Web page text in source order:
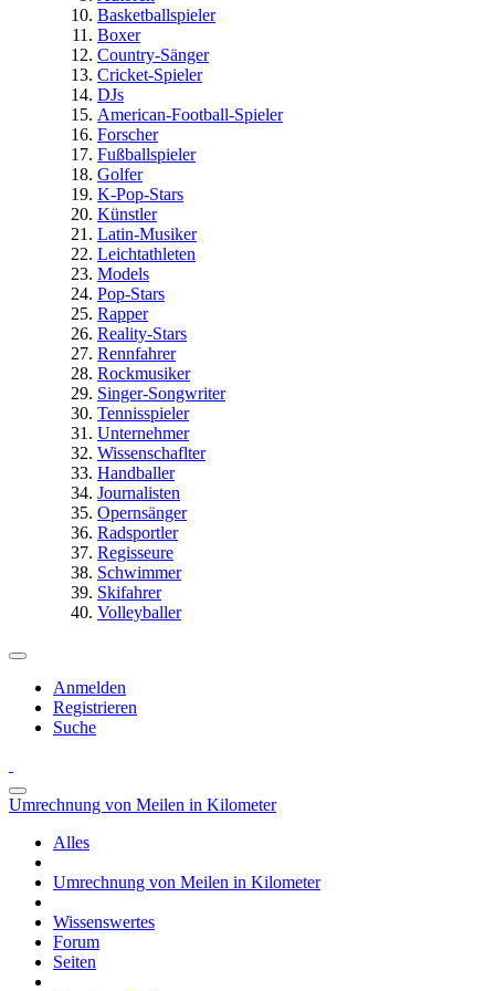
Basketballspieler
Boxer
Country-Sänger
Cricket-Spieler
DJs
American-Football-Spieler
Forscher
Fußballspieler
Golfer
K-Pop-Stars
Künstler
Latin-Musiker
Leichtathleten
Models
Pop-Stars
Rapper
Reality-Stars
Rennfahrer
Rockmusiker
Singer-Songwriter
Tennisspieler
Unternehmer
Wissenschaflter
Handballer
Journalisten
Opernsänger
Radsportler
Regisseure
Schwimmer
Skifahrer
Volleyballer
Anmelden
Registrieren
Suche
Umrechnung von Meilen in Kilometer
Alles
Umrechnung von Meilen in Kilometer
Wissenswertes
Forum
Seiten